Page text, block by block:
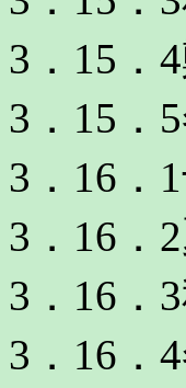
3．15．
3．15．5
3．16．
3．16．
3．16．
3．16．